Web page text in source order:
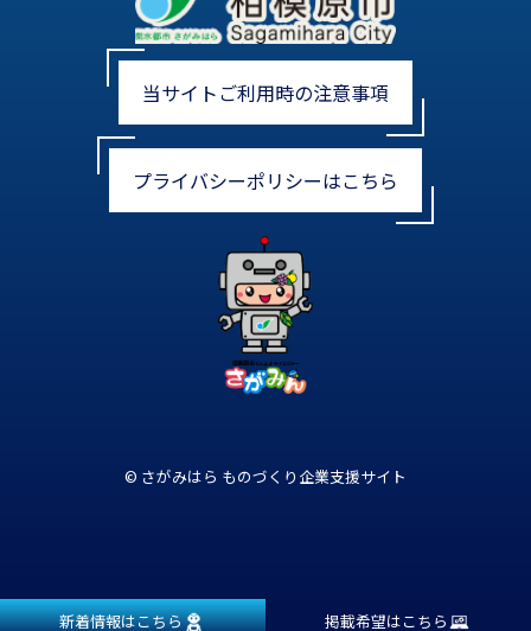
当サイトご利用時の注意事項
プライバシーポリシーはこちら
© さがみはら ものづくり企業支援サイト
新着情報はこちら 掲載希望はこちら